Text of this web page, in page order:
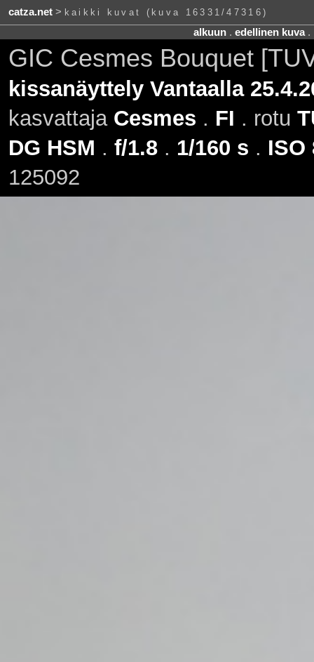
catza.net> kaikki kuvat (kuva 16331/47316)
alkuun. edellinen kuva.
GIC Cesmes Bouquet
kissanäyttely Vantaalla
kasvattaja Cesmes . FI . rotu
DG HSM . f/1.8. 1/160 s . ISO
125092